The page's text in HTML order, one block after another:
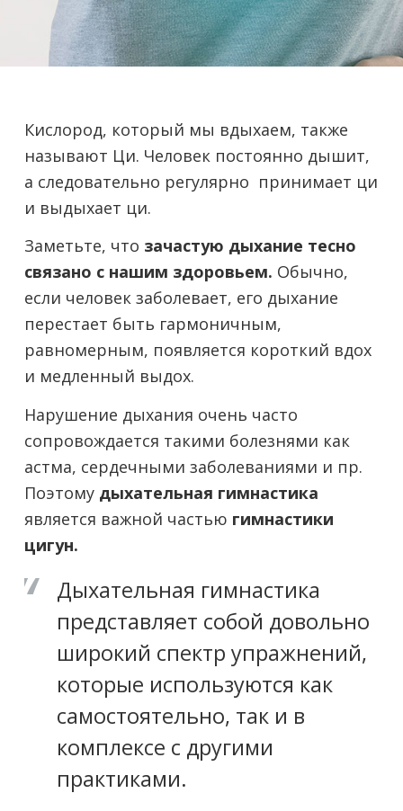
Кислород, который мы вдыхаем, также
называют Ци. Человек постоянно дышит,
а следовательно регулярно принимает ци
и выдыхает ци.
Заметьте, что зачастую дыхание тесно
связано с нашим здоровьем. Обычно,
если человек заболевает, его дыхание
перестает быть гармоничным,
равномерным, появляется короткий вдох
и медленный выдох.
Нарушение дыхания очень часто
сопровождается такими болезнями как
астма, сердечными заболеваниями и пр.
Поэтому дыхательная гимнастика
является важной частью гимнастики
цигун.
Дыхательная гимнастика
представляет собой довольно
широкий спектр упражнений,
которые используются как
самостоятельно, так и в
комплексе с другими
практиками.